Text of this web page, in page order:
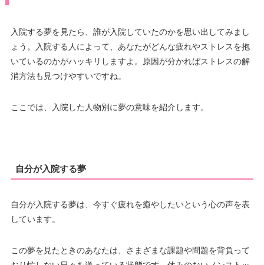
入院する夢を見たら、誰が入院していたのかを思い出してみまし
ょう。入院する人によって、あなたがどんな疲れやストレスを抱
いているのかがハッキリしますよ。原因が分かればストレスの解
消方法も見つけやすいですね。
ここでは、入院した人物別に夢の意味を紹介します。
自分が入院する夢
自分が入院する夢は、今すぐ疲れを癒やしたいという心の声を表
しています。
この夢を見たときのあなたは、さまざまな課題や問題を背負って